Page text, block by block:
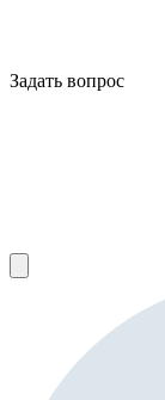
Задать вопрос